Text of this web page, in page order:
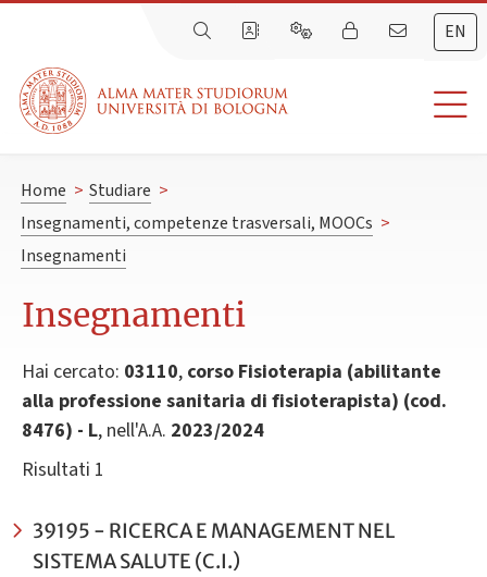
EN
Home > Studiare >
Insegnamenti, competenze trasversali, MOOCs >
Insegnamenti
Insegnamenti
Hai cercato: 03110, corso Fisioterapia (abilitante
alla professione sanitaria di fisioterapista) (cod.
8476) - L, nell'A.A. 2023/2024
Risultati 1
39195 - RICERCA E MANAGEMENT NEL
SISTEMA SALUTE (C.I.)